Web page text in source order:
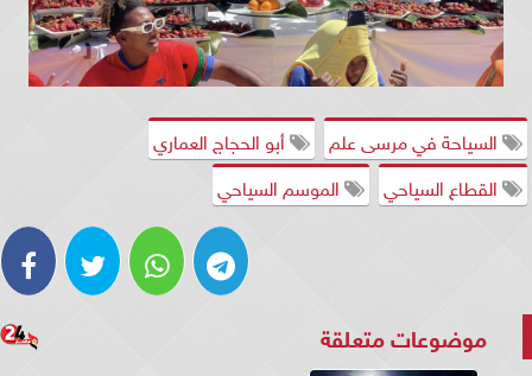
السياحة في مرسى علم
أبو الحجاج العماري
القطاع السياحي
الموسم السياحي
موضوعات متعلقة